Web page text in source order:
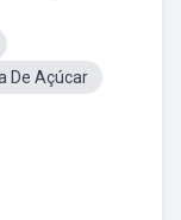
De Açúcar